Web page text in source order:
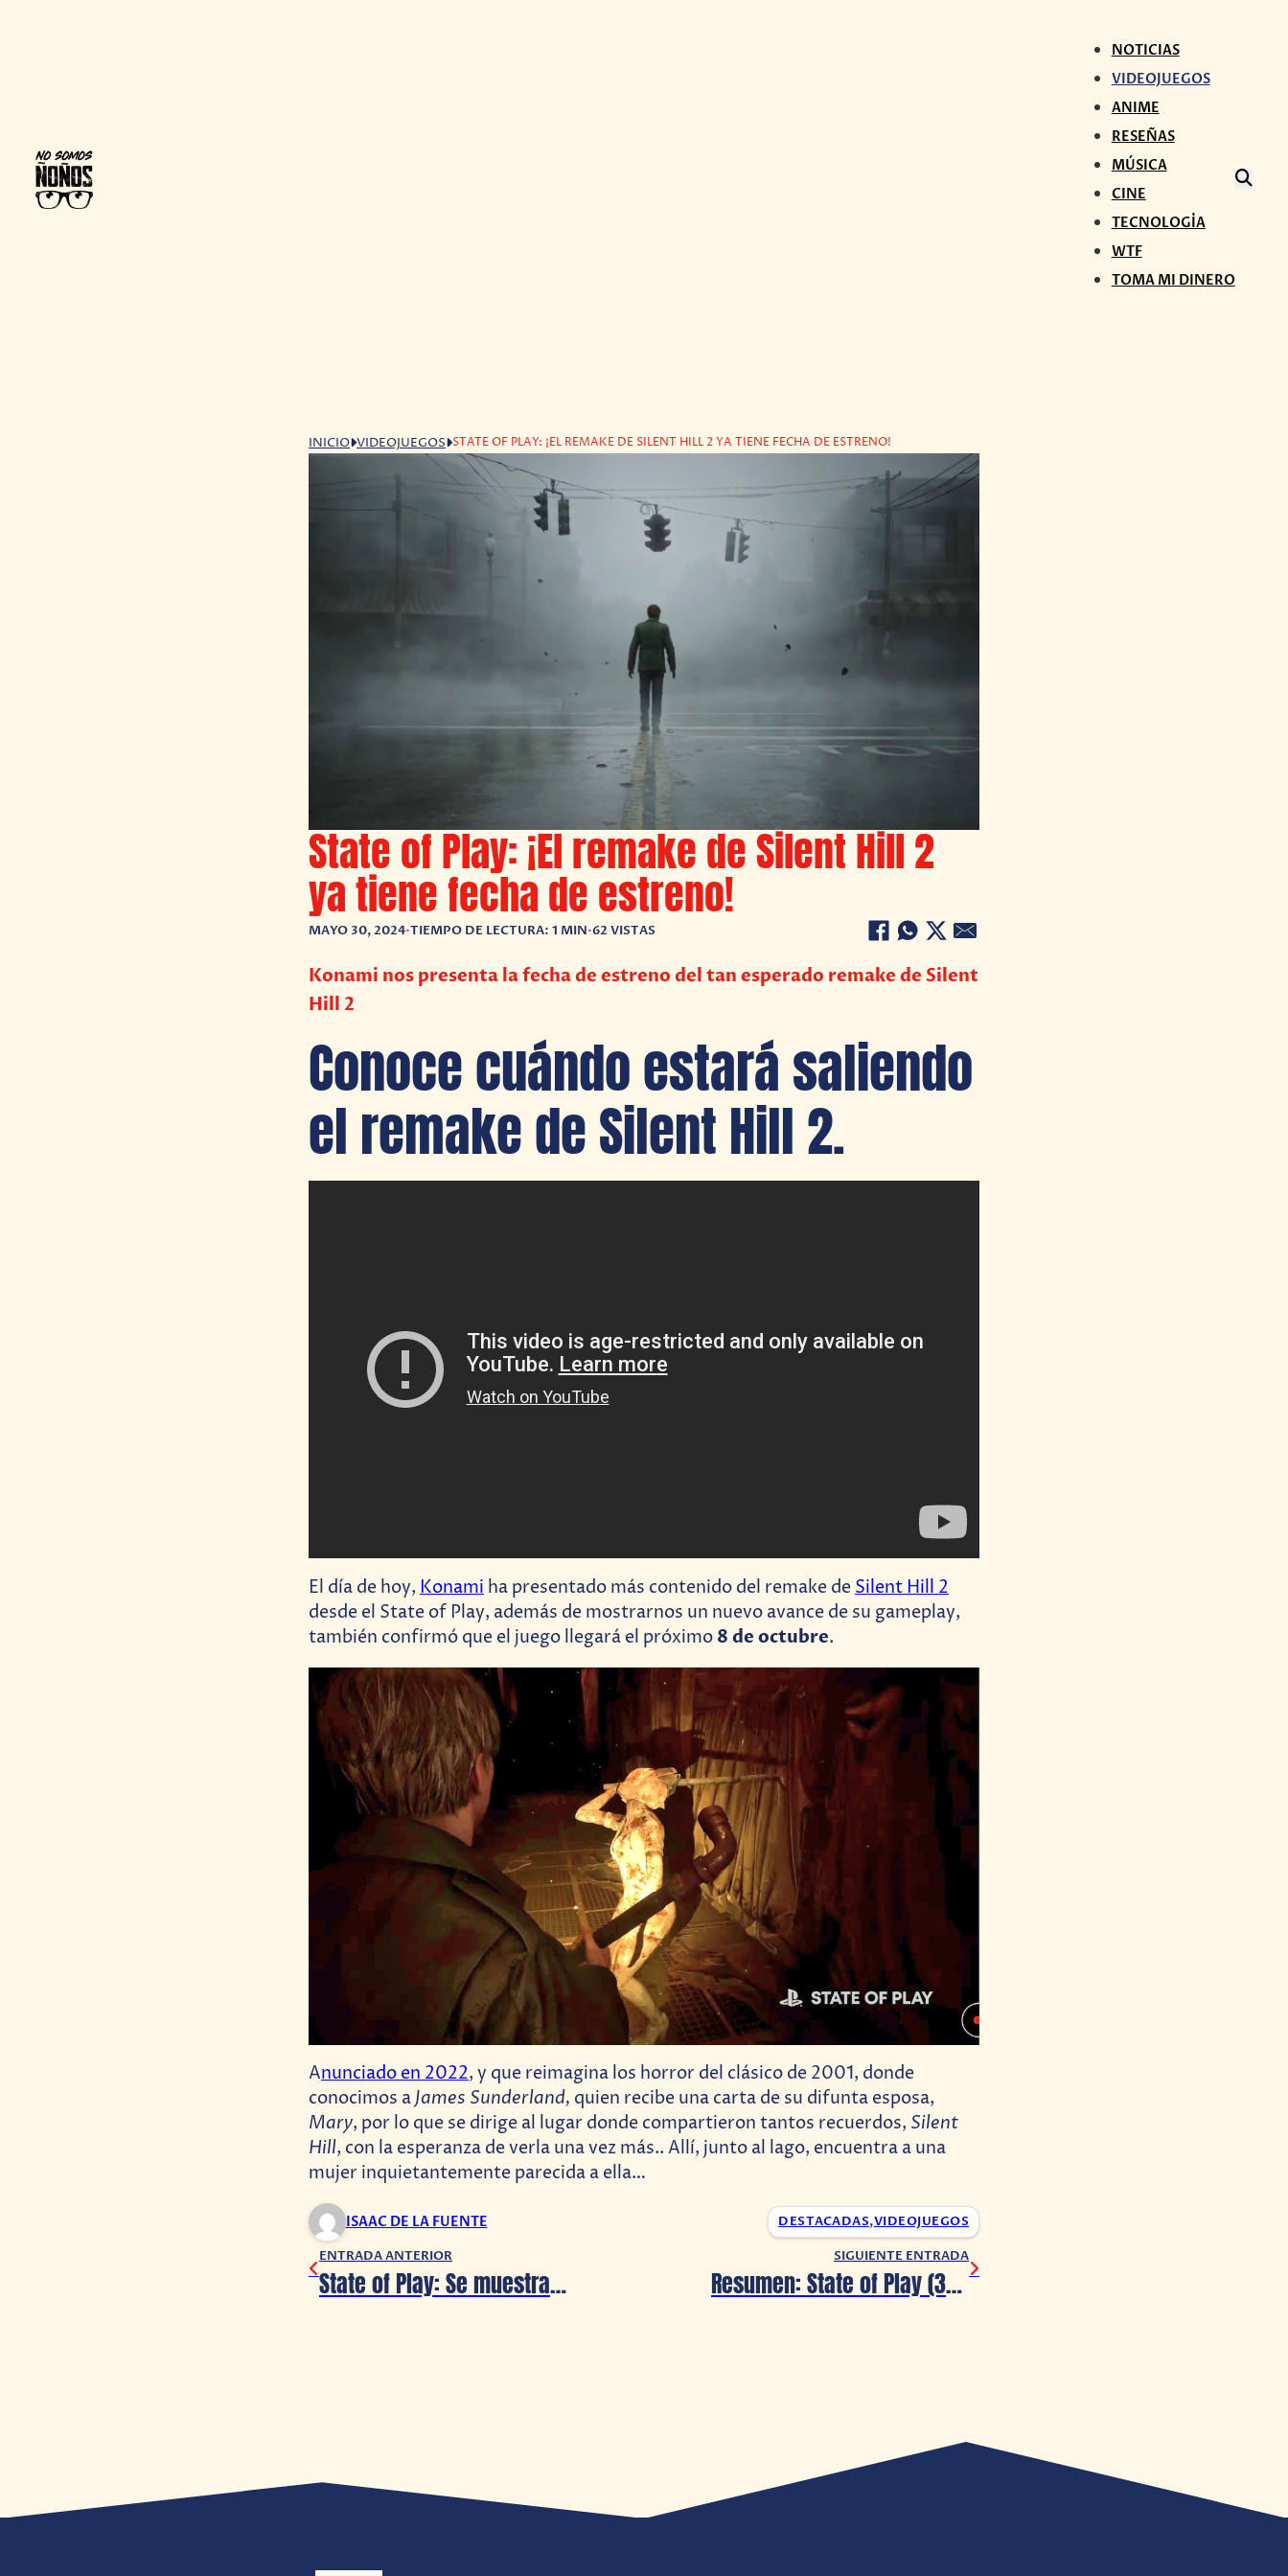
NOTICIAS
VIDEOJUEGOS
ANIME
RESEÑAS
MÚSICA
CINE
TECNOLOGÍA
WTF
TOMA MI DINERO
INICIO VIDEOJUEGOS STATE OF PLAY: ¡EL REMAKE DE SILENT HILL 2 YA TIENE FECHA DE ESTRENO!
State of Play: ¡El remake de Silent Hill 2
ya tiene fecha de estreno!
MAYO 30, 2024•TIEMPO DE LECTURA: 1 MIN•62 VISTAS
Konami nos presenta la fecha de estreno del tan esperado remake de Silent
Hill 2
Conoce cuándo estará saliendo
el remake de Silent Hill 2.
El día de hoy, Konami ha presentado más contenido del remake deSilent Hill 2
desde el State of Play, además de mostrarnos un nuevo avance de su gameplay,
también confirmó que el juego llegará el próximo 8 de octubre.
Anunciado en 2022, y que reimagina los horror del clásico de 2001, donde
conocimos aJames Sunderland, quien recibe una carta de su difunta esposa,
Mary, por lo que se dirige al lugar donde compartieron tantos recuerdos, Silent
Hill, con la esperanza de verla una vez más.. Allí, junto al lago, encuentra a una
mujer inquietantemente parecida a ella…
ISAAC DE LA FUENTE DESTACADAS,VIDEOJUEGOS
ENTRADA ANTERIOR
State of Play: Se muestran más detalles de la remasterización de Until Dawn
SIGUIENTE ENTRADA
Resumen: State of Play (30/05/2024)